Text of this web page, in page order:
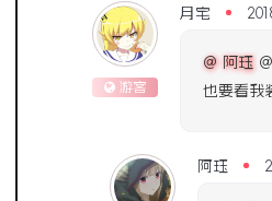
游客
月宅
@ 阿珏
也要看我
阿珏